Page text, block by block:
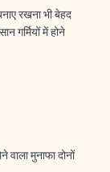
रखना भी बेहद
गर्मियों में होने
मुनाफा दोनों